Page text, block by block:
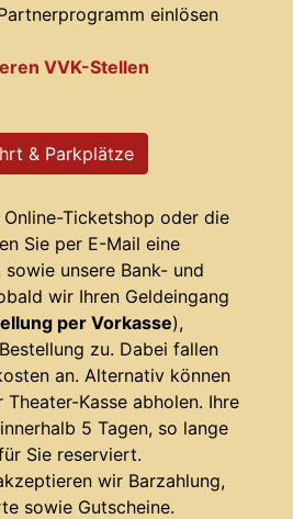
einlösen
VVK-Stellen
& Parkplätze
Ticketshop oder die
Sie per E-Mail eine
unsere Bank- und
wir Ihren Geldeingang
per Vorkasse),
zu. Dabei fallen
an. Alternativ können
Kasse abholen. Ihre
5 Tagen, so lange
Sie reserviert.
wir Barzahlung,
sowie Gutscheine.